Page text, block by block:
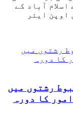
آباد کے
میں اوپن ایئر
رشتوں میں
کا دورہ